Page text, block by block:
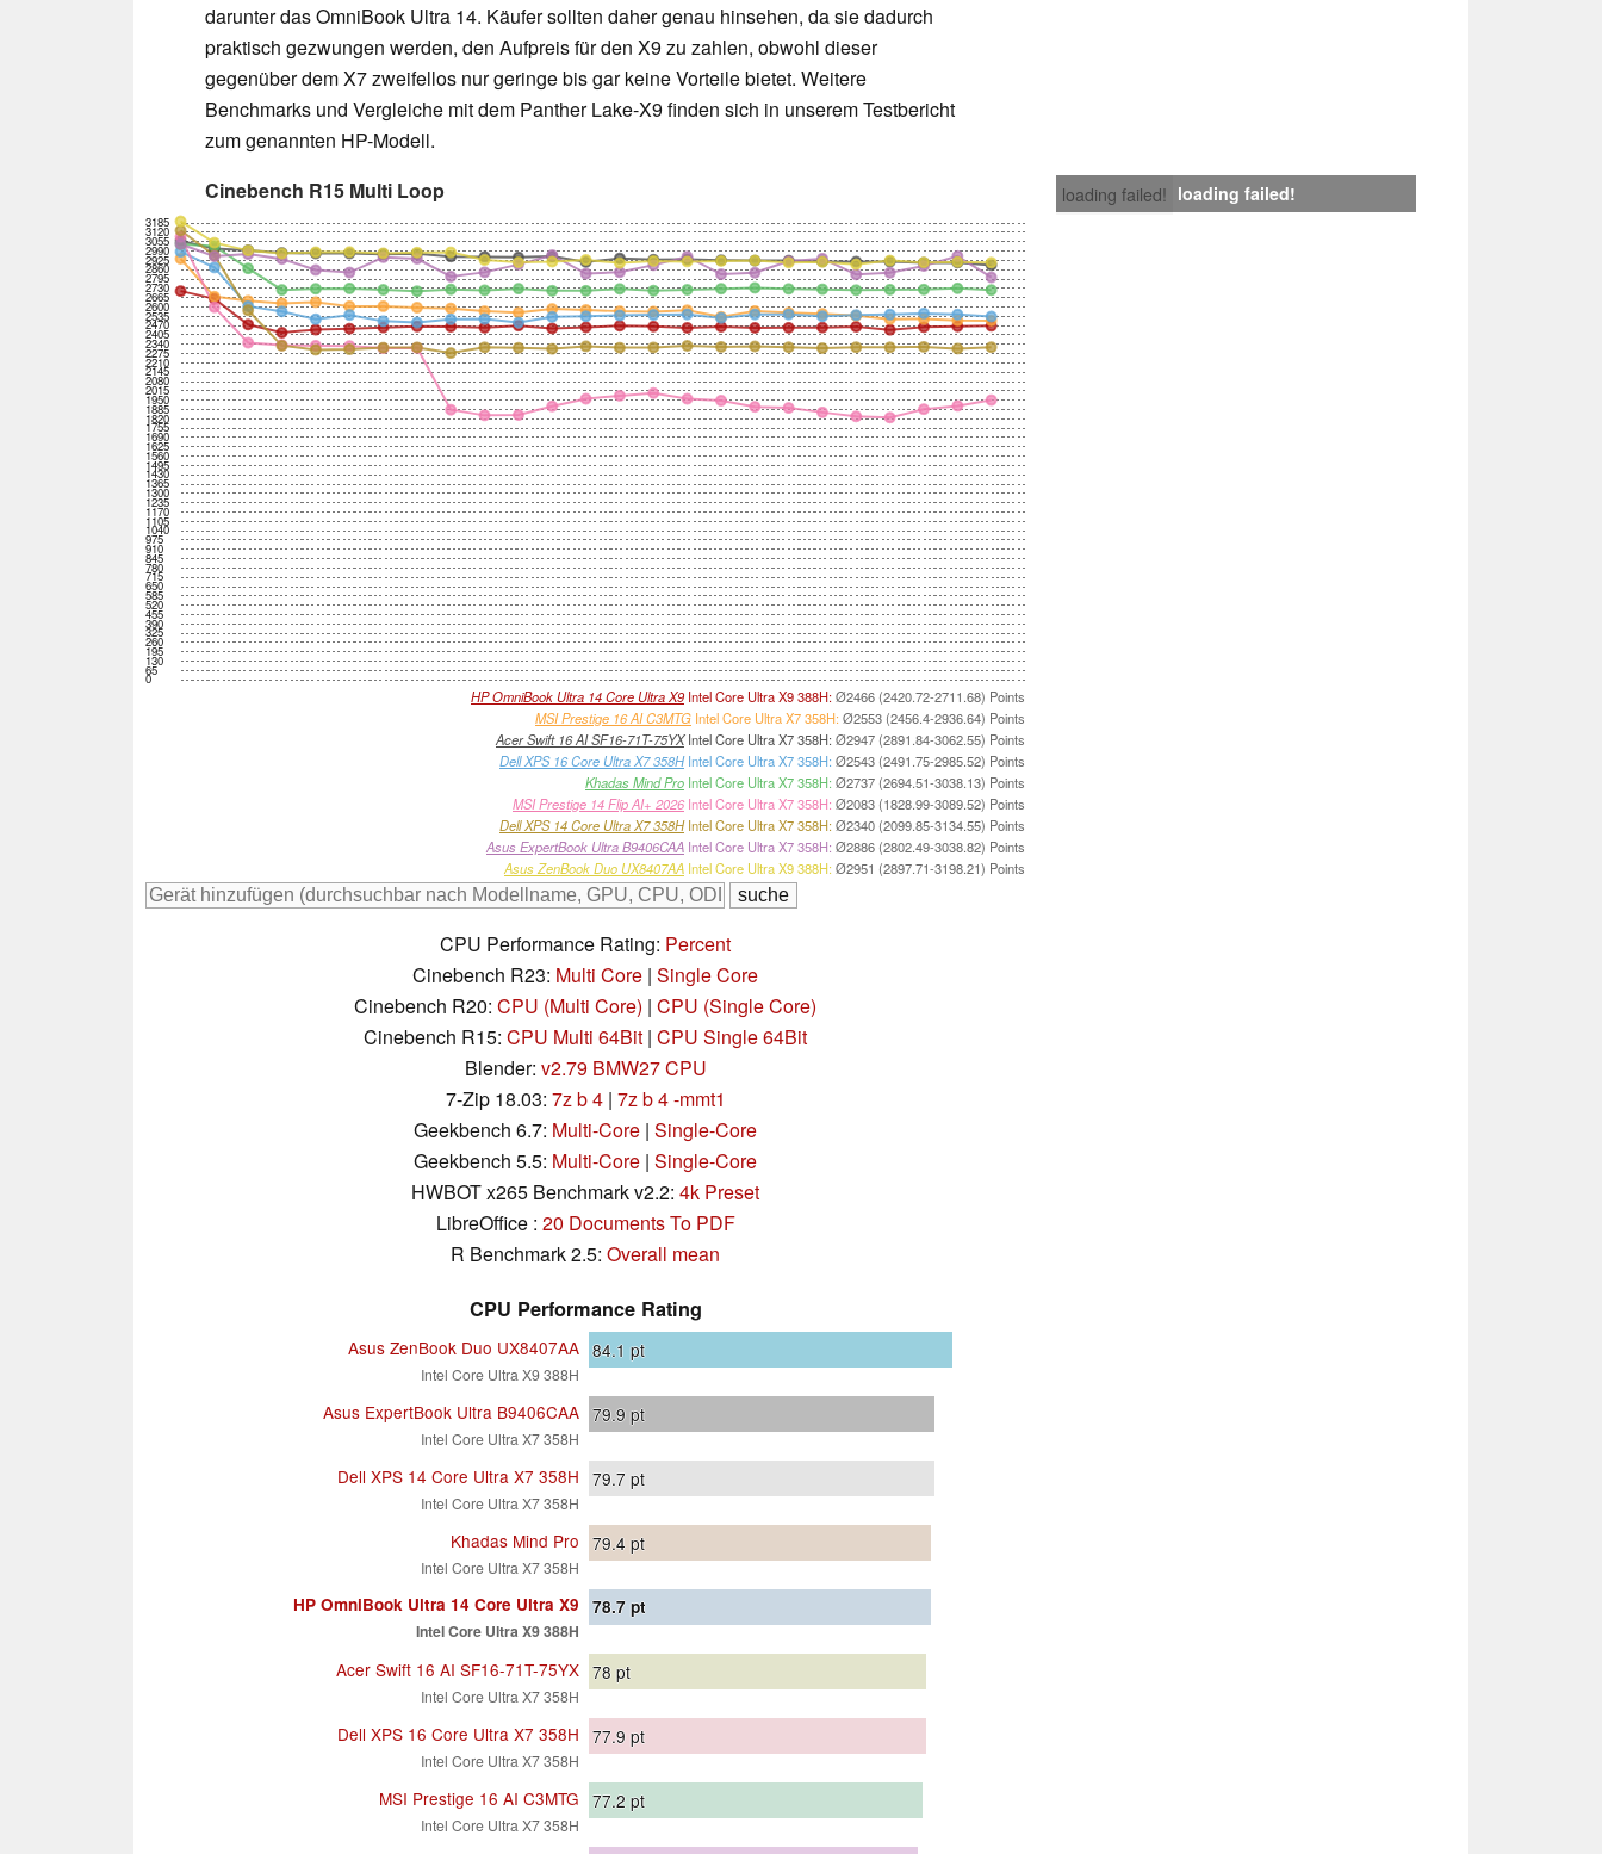
darunter das OmniBook Ultra 14. Käufer sollten daher genau hinsehen, da sie dadurch
praktisch gezwungen werden, den Aufpreis für den X9 zu zahlen, obwohl dieser
gegenüber dem X7 zweifellos nur geringe bis gar keine Vorteile bietet. Weitere
Benchmarks und Vergleiche mit dem Panther Lake-X9 finden sich in unserem Testbericht
zum genannten HP-Modell.
loading failed! loading failed!
Cinebench R15 Multi Loop
0
65
130
195
260
325
390
455
520
585
650
715
780
845
910
975
1040
1105
1170
1235
1300
1365
1430
1495
1560
1625
1690
1755
1820
1885
1950
2015
2080
2145
2210
2275
2340
2405
2470
2535
2600
2665
2730
2795
2860
2925
2990
3055
3120
3185
HP OmniBook Ultra 14 Core Ultra X9 Intel Core Ultra X9 388H:Ø2466 (2420.72-2711.68) Points
MSI Prestige 16 AI C3MTG Intel Core Ultra X7 358H:Ø2553 (2456.4-2936.64) Points
Acer Swift 16 AI SF16-71T-75YXIntel Core Ultra X7 358H: Ø2947 (2891.84-3062.55) Points
Dell XPS 16 Core Ultra X7 358HIntel Core Ultra X7 358H: Ø2543 (2491.75-2985.52) Points
Khadas Mind Pro Intel Core Ultra X7 358H: Ø2737 (2694.51-3038.13) Points
MSI Prestige 14 Flip AI+ 2026Intel Core Ultra X7 358H: Ø2083 (1828.99-3089.52) Points
Dell XPS 14 Core Ultra X7 358HIntel Core Ultra X7 358H:Ø2340 (2099.85-3134.55) Points
Asus ExpertBook Ultra B9406CAA Intel Core Ultra X7 358H: Ø2886 (2802.49-3038.82) Points
Asus ZenBook Duo UX8407AA Intel Core Ultra X9 388H:Ø2951 (2897.71-3198.21) Points
CPU Performance Rating: Percent
Cinebench R23: Multi Core | Single Core
Cinebench R20: CPU (Multi Core) | CPU (Single Core)
Cinebench R15: CPU Multi 64Bit | CPU Single 64Bit
Blender: v2.79 BMW27 CPU
7-Zip 18.03: 7z b 4| 7z b 4 -mmt1
Geekbench 6.7: Multi-Core | Single-Core
Geekbench 5.5: Multi-Core | Single-Core
HWBOT x265 Benchmark v2.2: 4k Preset
LibreOffice : 20 Documents To PDF
R Benchmark 2.5: Overall mean
CPU Performance Rating
Asus ZenBook Duo UX8407AA
Intel Core Ultra X9 388H
84.1 pt
Asus ExpertBook Ultra B9406CAA
Intel Core Ultra X7 358H
79.9 pt
Dell XPS 14 Core Ultra X7 358H
Intel Core Ultra X7 358H
79.7 pt
Khadas Mind Pro
Intel Core Ultra X7 358H
79.4 pt
HP OmniBook Ultra 14 Core Ultra X9
Intel Core Ultra X9 388H
78.7 pt
Acer Swift 16 AI SF16-71T-75YX
Intel Core Ultra X7 358H
78 pt
Dell XPS 16 Core Ultra X7 358H
Intel Core Ultra X7 358H
77.9 pt
MSI Prestige 16 AI C3MTG
Intel Core Ultra X7 358H
77.2 pt